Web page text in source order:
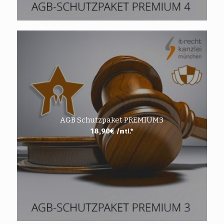
AGB Schutzpaket PREMIUM3
18,90€ /mtl.*